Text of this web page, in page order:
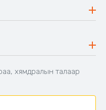
хямдралын талаар